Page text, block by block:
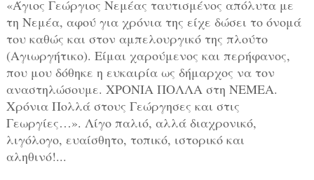
«Άγιος Γεώργιος Νεμέας ταυτισμένος απόλυτα με
τη Νεμέα, αφού για χρόνια της είχε δώσει το όνομά
του καθώς και στον αμπελουργικό της πλούτο
(Αγιωργήτικο). Είμαι χαρούμενος και περήφανος,
που μου δόθηκε η ευκαιρία ως δήμαρχος να τον
αναστηλώσουμε. ΧΡΟΝΙΑ ΠΟΛΛΑ στη ΝΕΜΕΑ.
Χρόνια Πολλά στους Γεώργησες και στις
Γεωργίες…». Λίγο παλιό, αλλά διαχρονικό,
λιγόλογο, ευαίσθητο, τοπικό, ιστορικό και
αληθινό!...